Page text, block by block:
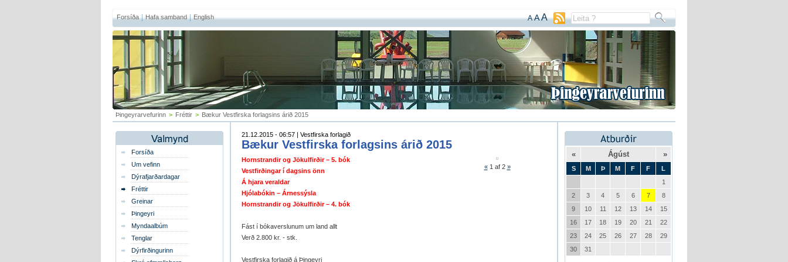
Forsíða Hafa samband English A AA
Þingeyrarvefurinn > Fréttir > Bækur Vestfirska forlagsins árið 2015
Forsíða
Um vefinn
Dýrafjarðardagar
Fréttir
Greinar
Þingeyri
Myndaalbúm
Tenglar
Dýrfirðingurinn
21.12.2015 - 06:57 | Vestfirska forlagið
Bækur Vestfirska forlagsins árið 2015
« 1 af 2 »
Hornstrandir og Jökulfirðir – 5. bók
Vestfirðingar í dagsins önn
Á hjara veraldar
Hjólabókin – Árnessýsla
Hornstrandir og Jökulfirðir – 4. bók
Fást í bókaverslunum um land allt
Verð 2.800 kr. - stk.
Vestfirska forlagið á Þingeyri
« Ágúst »
S M Þ M F F
L
1
2
3 4 5 6 7
8
9
10 11 12 13 14
15
16
17 18 19 20 21
22
23
24 25 26 27 28
29
30
31